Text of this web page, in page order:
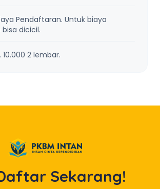
Pendaftaran. Untuk biaya
dicicil.
10.000 2 lembar.
Sekarang!